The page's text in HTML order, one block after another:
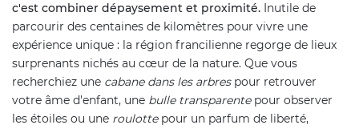
c'est combiner dépaysement et proximité. Inutile de
parcourir des centaines de kilomètres pour vivre une
expérience unique : la région francilienne regorge de lieux
surprenants nichés au cœur de la nature. Que vous
recherchiez une cabane dans les arbrespour retrouver
votre âme d'enfant, une bulle transparentepour observer
les étoiles ou une roulottepour un parfum de liberté,